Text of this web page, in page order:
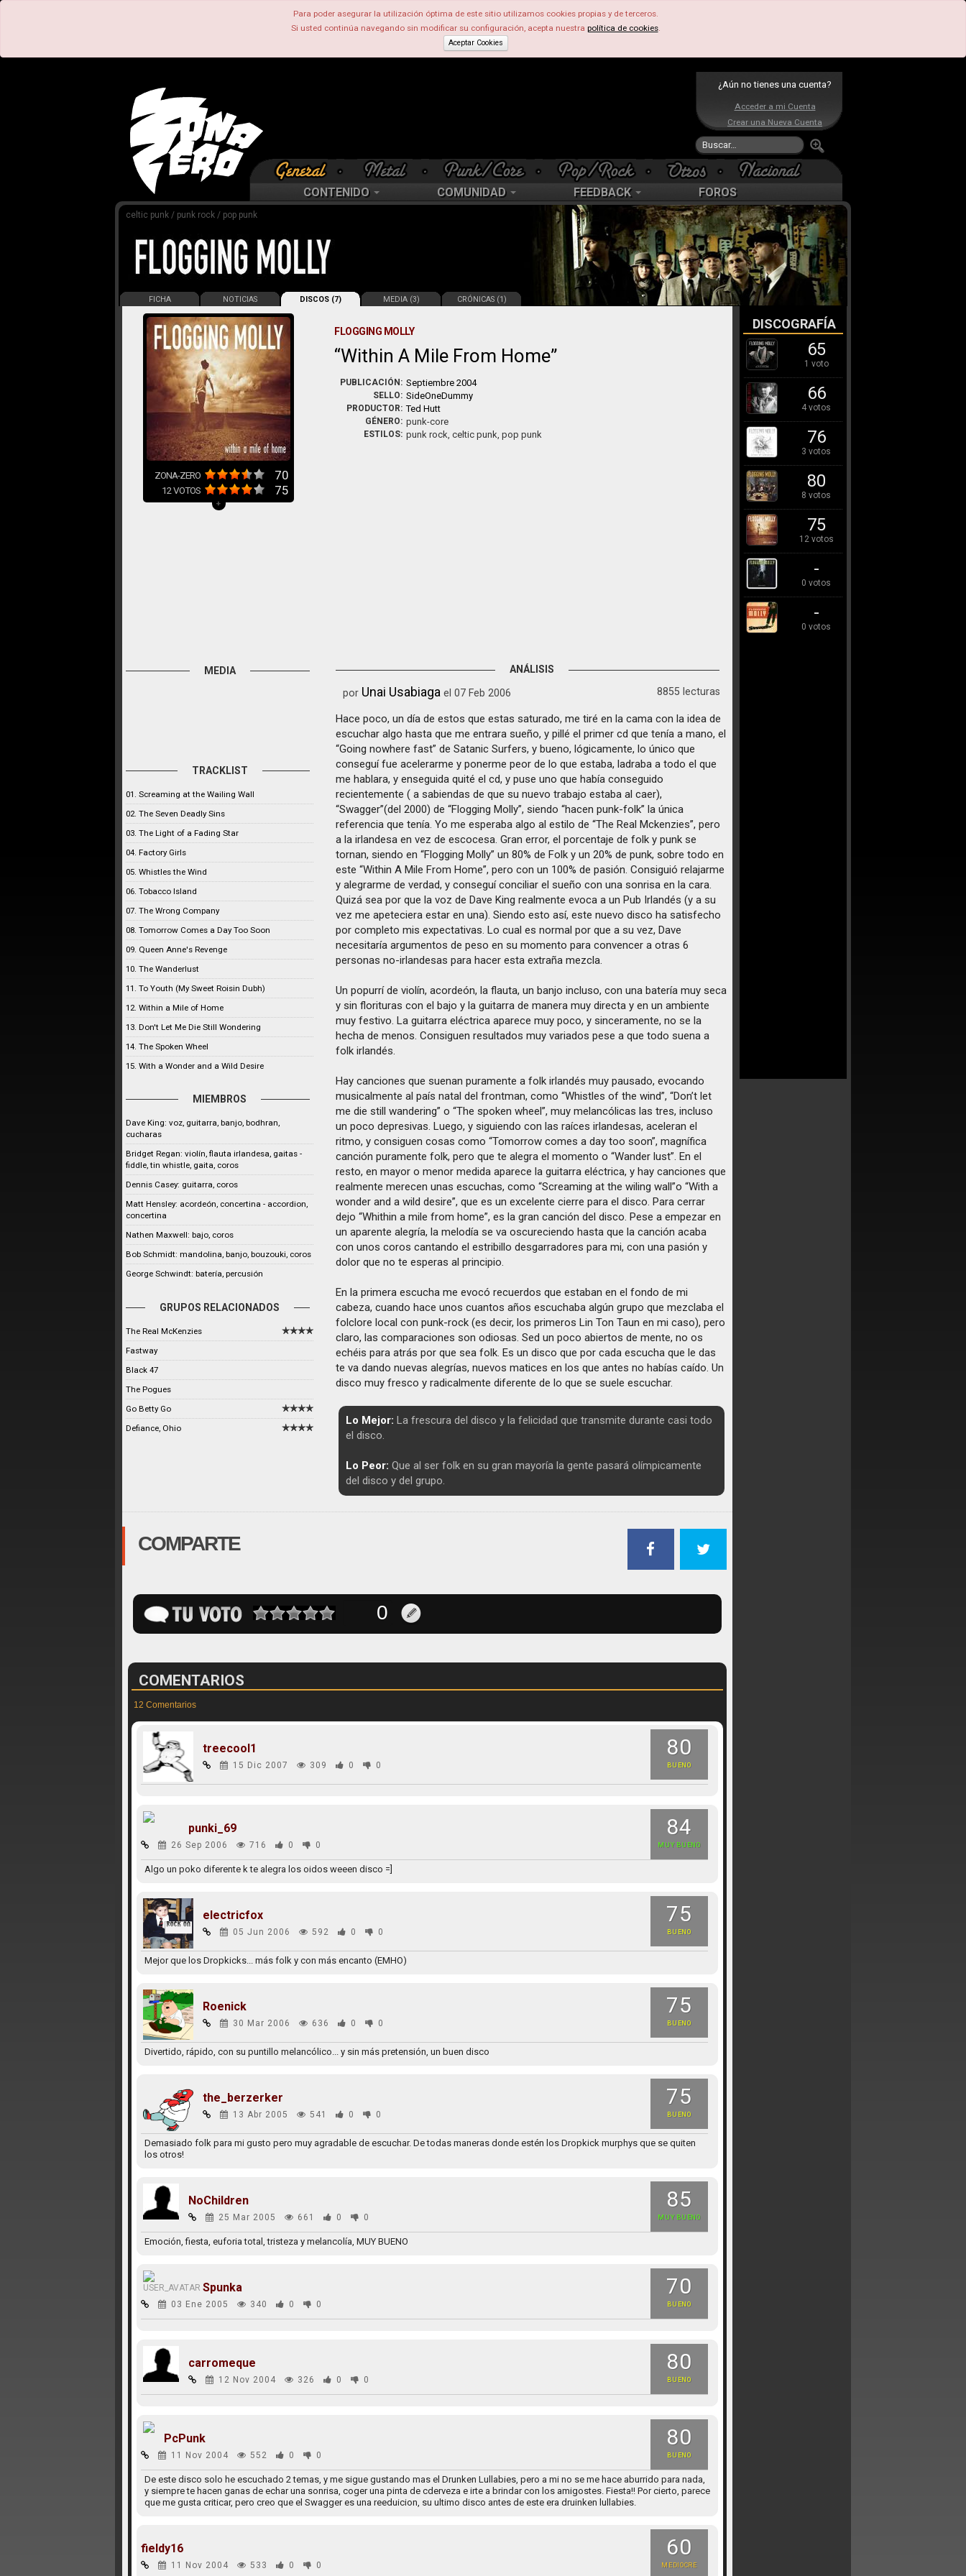
Para poder asegurar la utilización óptima de este sitio utilizamos cookies propias y de terceros.
Si usted continúa navegando sin modificar su configuración, acepta nuestra política de cookies.
Aceptar Cookies
¿Aún no tienes una cuenta?
Acceder a mi Cuenta
Crear una Nueva Cuenta
CONTENIDO COMUNIDAD FEEDBACK FOROS
celtic punk / punk rock / pop punk
FICHA NOTICIAS DISCOS (7) MEDIA (3) CRÓNICAS (1)
ZONA-ZERO 70
12VOTOS 75
+
FLOGGING MOLLY
Within A Mile From Home
PUBLICACIÓN: Septiembre 2004
SELLO: SideOneDummy
PRODUCTOR: Ted Hutt
GÉNERO: punk-core
ESTILOS: punk rock, celtic punk, pop punk
MEDIA
TRACKLIST
01. Screaming at the Wailing Wall
02. The Seven Deadly Sins
03. The Light of a Fading Star
04. Factory Girls
05. Whistles the Wind
06. Tobacco Island
07. The Wrong Company
08. Tomorrow Comes a Day Too Soon
09. Queen Anne's Revenge
10. The Wanderlust
11. To Youth (My Sweet Roisin Dubh)
12. Within a Mile of Home
13. Don't Let Me Die Still Wondering
14. The Spoken Wheel
15. With a Wonder and a Wild Desire
MIEMBROS
Dave King: voz, guitarra, banjo, bodhran,
cucharas
Bridget Regan: violín, flauta irlandesa, gaitas -
fiddle, tin whistle, gaita, coros
Dennis Casey: guitarra, coros
Matt Hensley: acordeón, concertina - accordion,
concertina
Nathen Maxwell: bajo, coros
Bob Schmidt: mandolina, banjo, bouzouki, coros
George Schwindt: batería, percusión
GRUPOS RELACIONADOS
The Real McKenzies
Fastway
Black 47
The Pogues
Go Betty Go
Defiance, Ohio
ANÁLISIS
por Unai Usabiaga el 07 Feb 2006 8855 lecturas
Hace poco, un día de estos que estas saturado, me tiré en la cama con la idea de
escuchar algo hasta que me entrara sueño, y pillé el primer cd que tenía a mano, el
“Going nowhere fast” de Satanic Surfers, y bueno, lógicamente, lo único que
conseguí fue acelerarme y ponerme peor de lo que estaba, ladraba a todo el que
me hablara, y enseguida quité el cd, y puse uno que había conseguido
recientemente ( a sabiendas de que su nuevo trabajo estaba al caer),
“Swagger”(del 2000) de “Flogging Molly”, siendo “hacen punk-folk” la única
referencia que tenía. Yo me esperaba algo al estilo de “The Real Mckenzies”, pero
a la irlandesa en vez de escocesa. Gran error, el porcentaje de folk y punk se
tornan, siendo en “Flogging Molly” un 80% de Folk y un 20% de punk, sobre todo en
este “Within A Mile From Home”, pero con un 100% de pasión. Consiguió relajarme
y alegrarme de verdad, y conseguí conciliar el sueño con una sonrisa en la cara.
Quizá sea por que la voz de Dave King realmente evoca a un Pub Irlandés (y a su
vez me apeteciera estar en una). Siendo esto así, este nuevo disco ha satisfecho
por completo mis expectativas. Lo cual es normal por que a su vez, Dave
necesitaría argumentos de peso en su momento para convencer a otras 6
personas no-irlandesas para hacer esta extraña mezcla.
Un popurrí de violín, acordeón, la flauta, un banjo incluso, con una batería muy seca
y sin florituras con el bajo y la guitarra de manera muy directa y en un ambiente
muy festivo. La guitarra eléctrica aparece muy poco, y sinceramente, no se la
hecha de menos. Consiguen resultados muy variados pese a que todo suena a
folk irlandés.
Hay canciones que suenan puramente a folk irlandés muy pausado, evocando
musicalmente al país natal del frontman, como “Whistles of the wind”, “Don’t let
me die still wandering” o “The spoken wheel”, muy melancólicas las tres, incluso
un poco depresivas. Luego, y siguiendo con las raíces irlandesas, aceleran el
ritmo, y consiguen cosas como “Tomorrow comes a day too soon”, magnífica
canción puramente folk, pero que te alegra el momento o “Wander lust”. En el
resto, en mayor o menor medida aparece la guitarra eléctrica, y hay canciones que
realmente merecen unas escuchas, como “Screaming at the wiling wall”o “With a
wonder and a wild desire”, que es un excelente cierre para el disco. Para cerrar
dejo “Whithin a mile from home”, es la gran canción del disco. Pese a empezar en
un aparente alegría, la melodía se va oscureciendo hasta que la canción acaba
con unos coros cantando el estribillo desgarradores para mi, con una pasión y
dolor que no te esperas al principio.
En la primera escucha me evocó recuerdos que estaban en el fondo de mi
cabeza, cuando hace unos cuantos años escuchaba algún grupo que mezclaba el
folclore local con punk-rock (es decir, los primeros Lin Ton Taun en mi caso), pero
claro, las comparaciones son odiosas. Sed un poco abiertos de mente, no os
echéis para atrás por que sea folk. Es un disco que por cada escucha que le das
te va dando nuevas alegrías, nuevos matices en los que antes no habías caído. Un
disco muy fresco y radicalmente diferente de lo que se suele escuchar.
Lo Mejor: La frescura del disco y la felicidad que transmite durante casi todo
el disco.
Lo Peor: Que al ser folk en su gran mayoría la gente pasará olímpicamente
del disco y del grupo.
COMPARTE
COMENTARIOS
12 Comentarios
80
BUENO
treecool1
15 Dic 2007 309 0 0
84
MUY BUENO
punki_69
26 Sep 2006 716 0 0
Algo un poko diferente k te alegra los oidos weeen disco =]
75
BUENO
electricfox
05 Jun 2006 592 0 0
Mejor que los Dropkicks... más folk y con más encanto (EMHO)
75
BUENO
Roenick
30 Mar 2006 636 0 0
Divertido, rápido, con su puntillo melancólico... y sin más pretensión, un buen disco
75
BUENO
the_berzerker
13 Abr 2005 541 0 0
Demasiado folk para mi gusto pero muy agradable de escuchar. De todas maneras donde estén los Dropkick murphys que se quiten
los otros!
85
MUY BUENO
NoChildren
25 Mar 2005 661 0 0
Emoción, fiesta, euforia total, tristeza y melancolía, MUY BUENO
70
BUENO
Spunka
03 Ene 2005 340 0 0
80
BUENO
carromeque
12 Nov 2004 326 0 0
80
BUENO
PcPunk
11 Nov 2004 552 0 0
De este disco solo he escuchado 2 temas, y me sigue gustando mas el Drunken Lullabies, pero a mi no se me hace aburrido para nada,
y siempre te hacen ganas de echar una sonrisa, coger una pinta de cderveza e irte a brindar con los amigostes. Fiesta!! Por cierto, parece
que me gusta criticar, pero creo que el Swagger es una reeduicion, su ultimo disco antes de este era druinken lullabies.
60
MEDIOCRE
fieldy16
11 Nov 2004 533 0 0
DISCOGRAFÍA
65
1 voto
66
4 votos
76
3 votos
80
8 votos
75
12 votos
-
0 votos
-
0 votos